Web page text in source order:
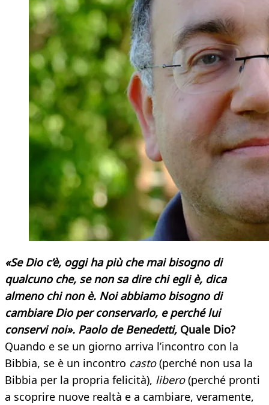
«Se Dio c’è, oggi ha più che mai bisogno di
qualcuno che, se non sa dire chi egli è, dica
almeno chi non è. Noi abbiamo bisogno di
cambiare Dio per conservarlo, e perché lui
conservi noi». Paolo de Benedetti, Quale Dio?
Quando e se un giorno arriva l’incontro con la
Bibbia, se è un incontro casto(perché non usa la
Bibbia per la propria felicità), libero(perché pronti
a scoprire nuove realtà e a cambiare, veramente,